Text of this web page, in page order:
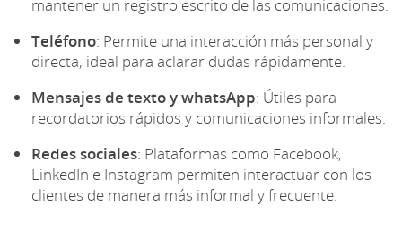
mantener un registro escrito de las comunicaciones.
Teléfono: Permite una interacción más personal y
directa, ideal para aclarar dudas rápidamente.
Mensajes de texto y whatsApp: Útiles para
recordatorios rápidos y comunicaciones informales.
Redes sociales: Plataformas como Facebook,
LinkedIn e Instagram permiten interactuar con los
clientes de manera más informal y frecuente.